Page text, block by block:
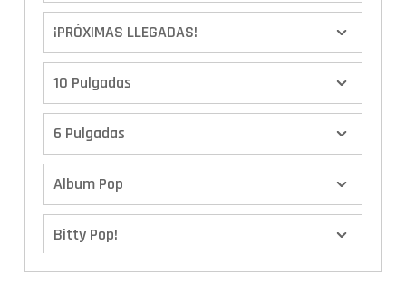
¡PRÓXIMAS LLEGADAS!
10 Pulgadas
6 Pulgadas
Album Pop
Bitty Pop!